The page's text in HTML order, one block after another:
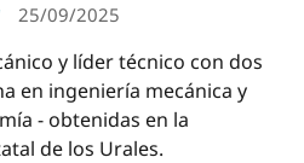
25/09/2025
y líder técnico con dos
en ingeniería mecánica y
- obtenidas en la
de los Urales.